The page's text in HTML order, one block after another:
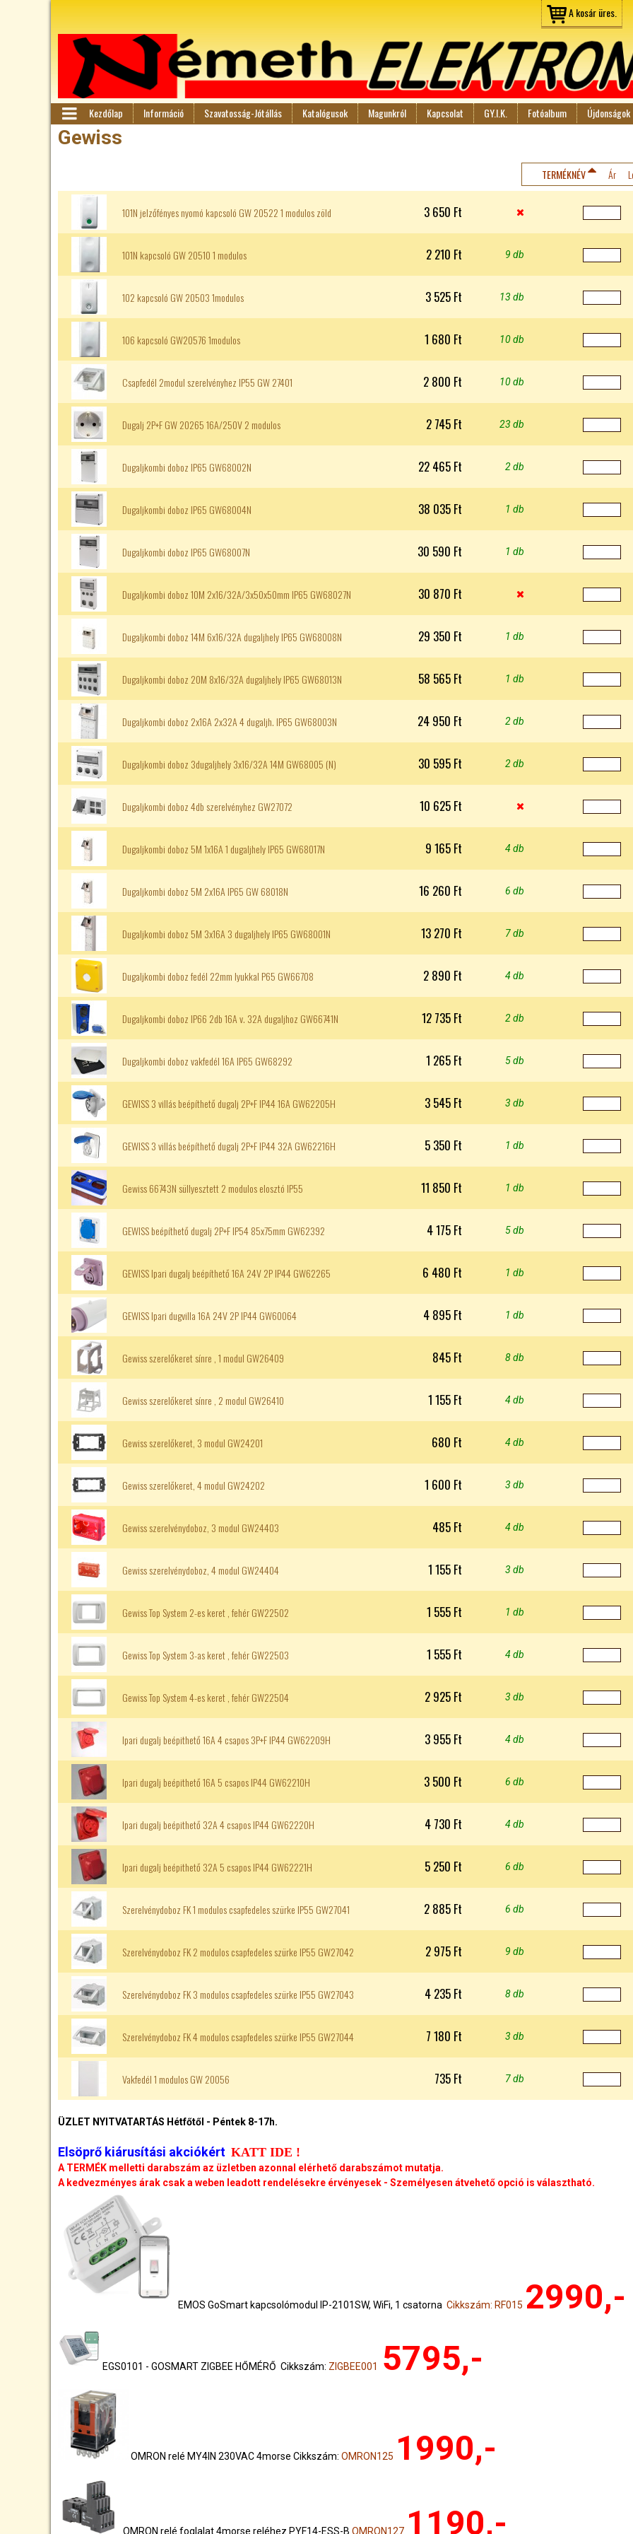
A kosár üres.
Gewiss
TERMÉKNÉV Ár
101N jelzőfényes nyomó kapcsoló GW 20522 1 modulos zöld 3 650 Ft 
101N kapcsoló GW 20510 1 modulos 2 210 Ft 9 db
102 kapcsoló GW 20503 1modulos 3 525 Ft 13 db
106 kapcsoló GW20576 1modulos 1 680 Ft 10 db
Csapfedél 2modul szerelvényhez IP55 GW 27401 2 800 Ft 10 db
Dugalj 2P+F GW 20265 16A/250V 2 modulos 2 745 Ft 23 db
Dugaljkombi doboz IP65 GW68002N 22 465 Ft 2 db
Dugaljkombi doboz IP65 GW68004N 38 035 Ft 1 db
Dugaljkombi doboz IP65 GW68007N 30 590 Ft 1 db
Dugaljkombi doboz 10M 2x16/32A/3x50x50mm IP65 GW68027N 30 870 Ft 
Dugaljkombi doboz 14M 6x16/32A dugaljhely IP65 GW68008N 29 350 Ft 1 db
Dugaljkombi doboz 20M 8x16/32A dugaljhely IP65 GW68013N 58 565 Ft 1 db
Dugaljkombi doboz 2x16A 2x32A 4 dugaljh. IP65 GW68003N 24 950 Ft 2 db
Dugaljkombi doboz 3dugaljhely 3x16/32A 14M GW68005 (N) 30 595 Ft 2 db
Dugaljkombi doboz 4db szerelvényhez GW27072 10 625 Ft 
Dugaljkombi doboz 5M 1x16A 1 dugaljhely IP65 GW68017N 9 165 Ft 4 db
Dugaljkombi doboz 5M 2x16A IP65 GW 68018N 16 260 Ft 6 db
Dugaljkombi doboz 5M 3x16A 3 dugaljhely IP65 GW68001N 13 270 Ft 7 db
Dugaljkombi doboz fedél 22mm lyukkal P65 GW66708 2 890 Ft 4 db
Dugaljkombi doboz IP66 2db 16A v. 32A dugaljhoz GW66741N 12 735 Ft 2 db
Dugaljkombi doboz vakfedél 16A IP65 GW68292 1 265 Ft 5 db
GEWISS 3 villás beépíthető dugalj 2P+F IP44 16A GW62205H 3 545 Ft 3 db
GEWISS 3 villás beépíthető dugalj 2P+F IP44 32A GW62216H 5 350 Ft 1 db
Gewiss 66743N süllyesztett 2 modulos elosztó IP55 11 850 Ft 1 db
GEWISS beépíthető dugalj 2P+F IP54 85x75mm GW62392 4 175 Ft 5 db
GEWISS Ipari dugalj beépíthető 16A 24V 2P IP44 GW62265 6 480 Ft 1 db
GEWISS Ipari dugvilla 16A 24V 2P IP44 GW60064 4 895 Ft 1 db
Gewiss szerelőkeret sínre , 1 modul GW26409 845 Ft 8 db
Gewiss szerelőkeret sínre , 2 modul GW26410 1 155 Ft 4 db
Gewiss szerelőkeret, 3 modul GW24201 680 Ft 4 db
Gewiss szerelőkeret, 4 modul GW24202 1 600 Ft 3 db
Gewiss szerelvénydoboz, 3 modul GW24403 485 Ft 4 db
Gewiss szerelvénydoboz, 4 modul GW24404 1 155 Ft 3 db
Gewiss Top System 2-es keret , fehér GW22502 1 555 Ft 1 db
Gewiss Top System 3-as keret , fehér GW22503 1 555 Ft 4 db
Gewiss Top System 4-es keret , fehér GW22504 2 925 Ft 3 db
Ipari dugalj beépithető 16A 4 csapos 3P+F IP44 GW62209H 3 955 Ft 4 db
Ipari dugalj beépithető 16A 5 csapos IP44 GW62210H 3 500 Ft 6 db
Ipari dugalj beépithető 32A 4 csapos IP44 GW62220H 4 730 Ft 4 db
Ipari dugalj beépithető 32A 5 csapos IP44 GW62221H 5 250 Ft 6 db
Szerelvénydoboz FK 1 modulos csapfedeles szürke IP55 GW27041 2 885 Ft 6 db
Szerelvénydoboz FK 2 modulos csapfedeles szürke IP55 GW27042 2 975 Ft 9 db
Szerelvénydoboz FK 3 modulos csapfedeles szürke IP55 GW27043 4 235 Ft 8 db
Szerelvénydoboz FK 4 modulos csapfedeles szürke IP55 GW27044 7 180 Ft 3 db
Vakfedél 1 modulos GW 20056 735 Ft 7 db
ÜZLET NYITVATARTÁS Hétfőtől - Péntek 8-17h.
Elsöprő kiárusítási akciókért KATT IDE !
A TERMÉK melletti darabszám az üzletben azonnal elérhető darabszámot mutatja.
A kedvezményes árak csak a weben leadott rendelésekre érvényesek - Személyesen átvehető opció is választható.
EMOS GoSmart kapcsolómodul IP-2101SW, WiFi, 1 csatorna Cikkszám: RF015 2990,-
EGS0101 - GOSMART ZIGBEE HŐMÉRŐ Cikkszám: ZIGBEE001 5795,-
OMRON relé MY4IN 230VAC 4morse Cikkszám: OMRON125 1990,-
OMRON relé foglalat 4morse reléhez PYF14-ESS-B OMRON127 1190,-
M
F
m
ü
Kezdőlap Információ Szavatosság-Jótállás Katalógusok Magunkról Kapcsolat GY.I.K. Fotóalbum Újdonságok